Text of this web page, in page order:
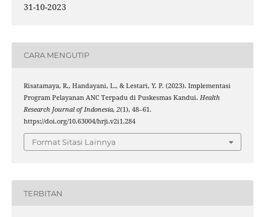
31-10-2023
CARA MENGUTIP
Risatamaya, R., Handayani, L., & Lestari, Y. P. (2023). Implementasi
Program Pelayanan ANC Terpadu di Puskesmas Kandui. Health
Research Journal of Indonesia, 2(1), 48–61.
https://doi.org/10.63004/hrji.v2i1.284
Format Sitasi Lainnya
TERBITAN